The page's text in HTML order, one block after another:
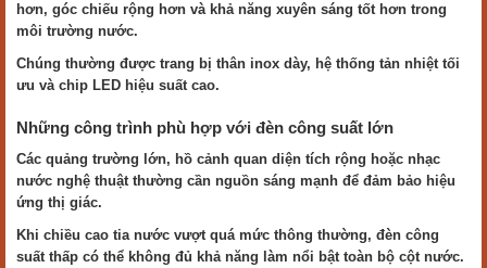
hơn, góc chiếu rộng hơn và khả năng xuyên sáng tốt hơn trong
môi trường nước.
Chúng thường được trang bị thân inox dày, hệ thống tản nhiệt tối
ưu và chip LED hiệu suất cao.
Những công trình phù hợp với đèn công suất lớn
Các quảng trường lớn, hồ cảnh quan diện tích rộng hoặc nhạc
nước nghệ thuật thường cần nguồn sáng mạnh để đảm bảo hiệu
ứng thị giác.
Khi chiều cao tia nước vượt quá mức thông thường, đèn công
suất thấp có thể không đủ khả năng làm nổi bật toàn bộ cột nước.